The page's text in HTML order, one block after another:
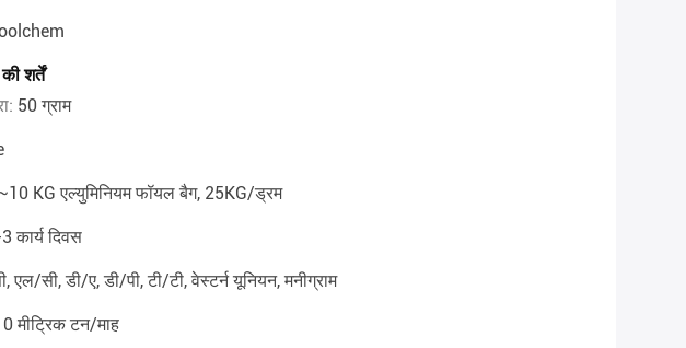
शर्तें
50 ग्राम
KG एल्युमिनियम फॉयल बैग, 25KG/ड्रम
कार्य दिवस
एल/सी, डी/ए, डी/पी, टी/टी, वेस्टर्न यूनियन, मनीग्राम
मीट्रिक टन/माह